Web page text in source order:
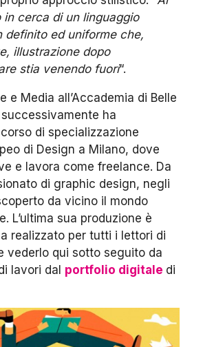
in cerca di un linguaggio
definito ed uniforme che,
illustrazione dopo
stia venendo fuori“.
e Media all’Accademia di Belle
ha
di specializzazione
di Design a Milano, dove
e lavora come freelance. Da
di graphic design, negli
da vicino il mondo
L’ultima sua produzione è
realizzato per tutti i lettori di
vederlo qui sotto seguito da
lavori dal portfolio digitale di